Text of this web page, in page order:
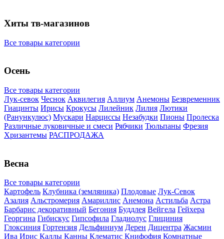
Хиты тв-магазинов
Все товары категории
Осень
Все товары категории
Лук-севок Чеснок Аквилегия Аллиум Анемоны Безвременник
Гиацинты Ирисы Крокусы Лилейник Лилия Лютики
(Ранункулюс) Мускари Нарцисcы Незабудки Пионы Пролеска
Различные луковичные и смеси Рябчики Тюльпаны Фрезия
Хризантемы РАСПРОДАЖА
Весна
Все товары категории
Картофель Клубника (земляника) Плодовые Лук-Севок
Азалия Альстромерия Амариллис Анемона Астильба Астра
Барбарис декоративный Бегония Буддлея Вейгела Гейхера
Георгина Гибискус Гипсофила Гладиолус Глициния
Глоксиния Гортензия Дельфиниум Дерен Дицентра Жасмин
Ива Ирис Каллы Канны Клематис Книфофия Комнатные